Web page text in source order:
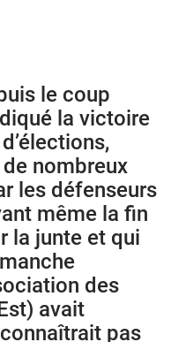
le coup
la victoire
de nombreux
les défenseurs
même la fin
la junte et qui
des
avait
pas